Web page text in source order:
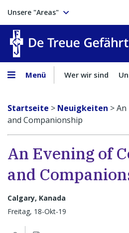
Unsere "Areas"
Menü Wer wir sind
Startseite > Neuigkeiten >An
and Companionship
An Evening of
and
Calgary, Kanada
Freitag, 18-Okt-19